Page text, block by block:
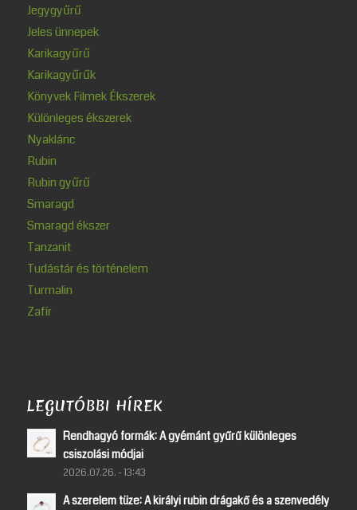
Jegygyűrű
Jeles ünnepek
Karikagyűrű
Karikagyűrűk
Könyvek Filmek Ékszerek
Különleges ékszerek
Nyaklánc
Rubin
Rubin gyűrű
Smaragd
Smaragd ékszer
Tanzanit
Tudástár és történelem
Turmalin
Zafír
LEGUTÓBBI HÍREK
Rendhagyó formák: A gyémánt gyűrű különleges
csiszolási módjai
2026.07.26. - 13:43
A szerelem tüze: A királyi rubin drágakő és a szenvedély